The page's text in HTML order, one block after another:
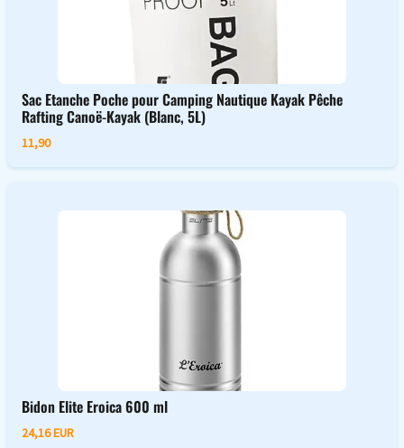
Sac Etanche Poche pour Camping Nautique Kayak Pêche
Rafting Canoë-Kayak (Blanc, 5L)
11,90
Bidon Elite Eroica 600 ml
24,16 EUR